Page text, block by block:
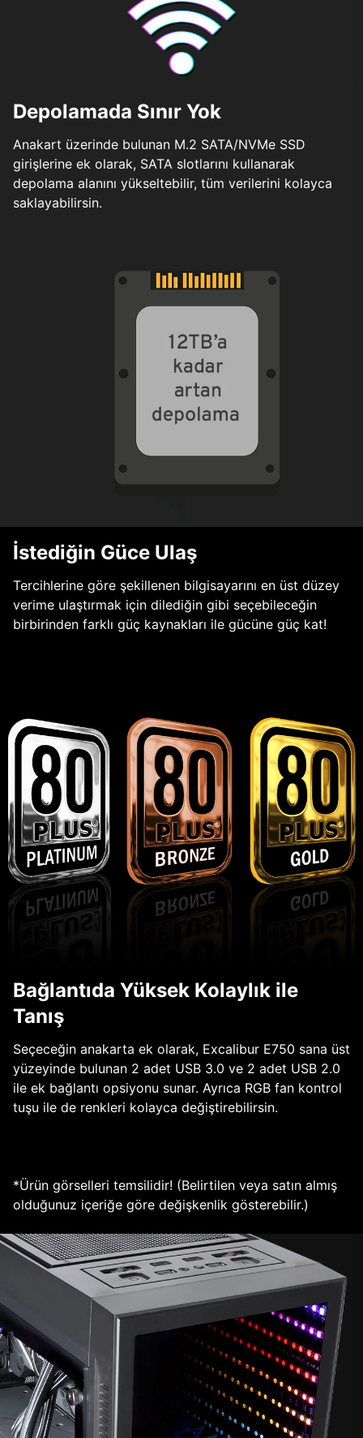
Depolamada Sınır Yok
Anakart üzerinde bulunan M.2 SATA/NVMe SSD
girişlerine ek olarak, SATA slotlarını kullanarak
depolama alanını yükseltebilir, tüm verilerini kolayca
saklayabilirsin.
İstediğin Güce Ulaş
Tercihlerine göre şekillenen bilgisayarını en üst düzey
verime ulaştırmak için dilediğin gibi seçebileceğin
birbirinden farklı güç kaynakları ile gücüne güç kat!
Bağlantıda Yüksek Kolaylık ile
Tanış
Seçeceğin anakarta ek olarak, Excalibur E750 sana üst
yüzeyinde bulunan 2 adet USB 3.0 ve 2 adet USB 2.0
ile ek bağlantı opsiyonu sunar. Ayrıca RGB fan kontrol
tuşu ile de renkleri kolayca değiştirebilirsin.
*Ürün görselleri temsilidir! (Belirtilen veya satın almış
olduğunuz içeriğe göre değişkenlik gösterebilir.)